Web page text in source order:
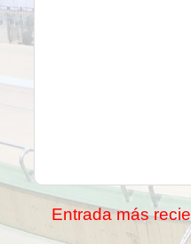
Entrada más